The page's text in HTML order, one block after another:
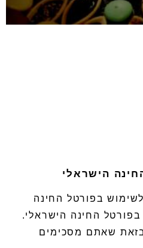
הישראלי
בפורטל החינה
החינה הישראלי.
שאתם מסכימים